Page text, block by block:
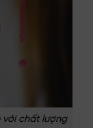
với chất lượng